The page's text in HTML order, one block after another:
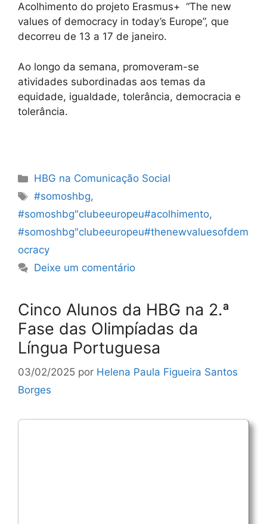
Acolhimento do projeto Erasmus+ “The new
values of democracy in today’s Europe”, que
decorreu de 13 a 17 de janeiro.
Ao longo da semana, promoveram-se
atividades subordinadas aos temas da
equidade, igualdade, tolerância, democracia e
tolerância.
Categorias
HBG na Comunicação Social
Etiquetas
#somoshbg,
#somoshbg"clubeeuropeu#acolhimento,
#somoshbg"clubeeuropeu#thenewvaluesofdem
ocracy
Deixe um comentário
Cinco Alunos da HBG na 2.ª
Fase das Olimpíadas da
Língua Portuguesa
03/02/2025 por Helena Paula Figueira Santos
Borges